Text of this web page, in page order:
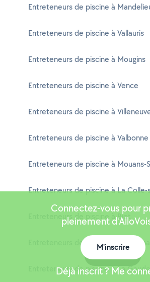
Entreteneurs de piscine à
Entreteneurs de piscine à Vallauris
Entreteneurs de piscine à Mougins
Entreteneurs de piscine à Vence
Entreteneurs de piscine à
Entreteneurs de piscine à Valbonne
Entreteneurs de piscine à Mouans-
Entreteneurs de piscine à La Colle-
Entreteneurs de piscine à Biot
Entreteneurs de piscine à
Entreteneurs de piscine à La Gaude
Connectez-vous pour
pleinement
M'inscrire
Déjà inscrit ? Me